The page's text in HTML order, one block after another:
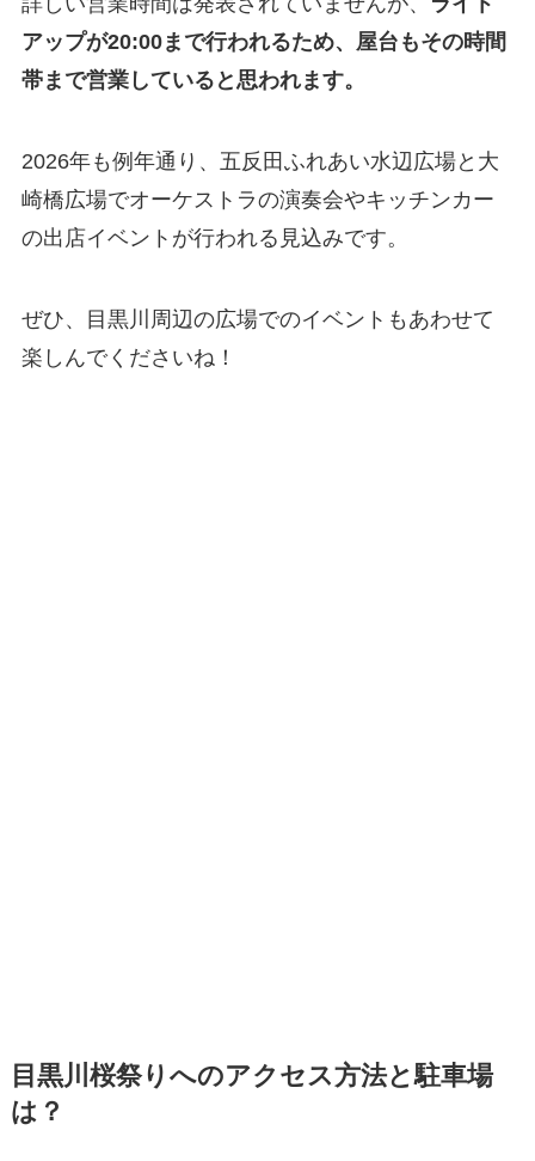
アップが20:00まで行われるため、屋台もその時間
帯まで営業していると思われます。
2026年も例年通り、五反田ふれあい水辺広場と大
崎橋広場でオーケストラの演奏会やキッチンカー
の出店イベントが行われる見込みです。
ぜひ、目黒川周辺の広場でのイベントもあわせて
楽しんでくださいね！
目黒川桜祭りへのアクセス方法と駐車場
は？